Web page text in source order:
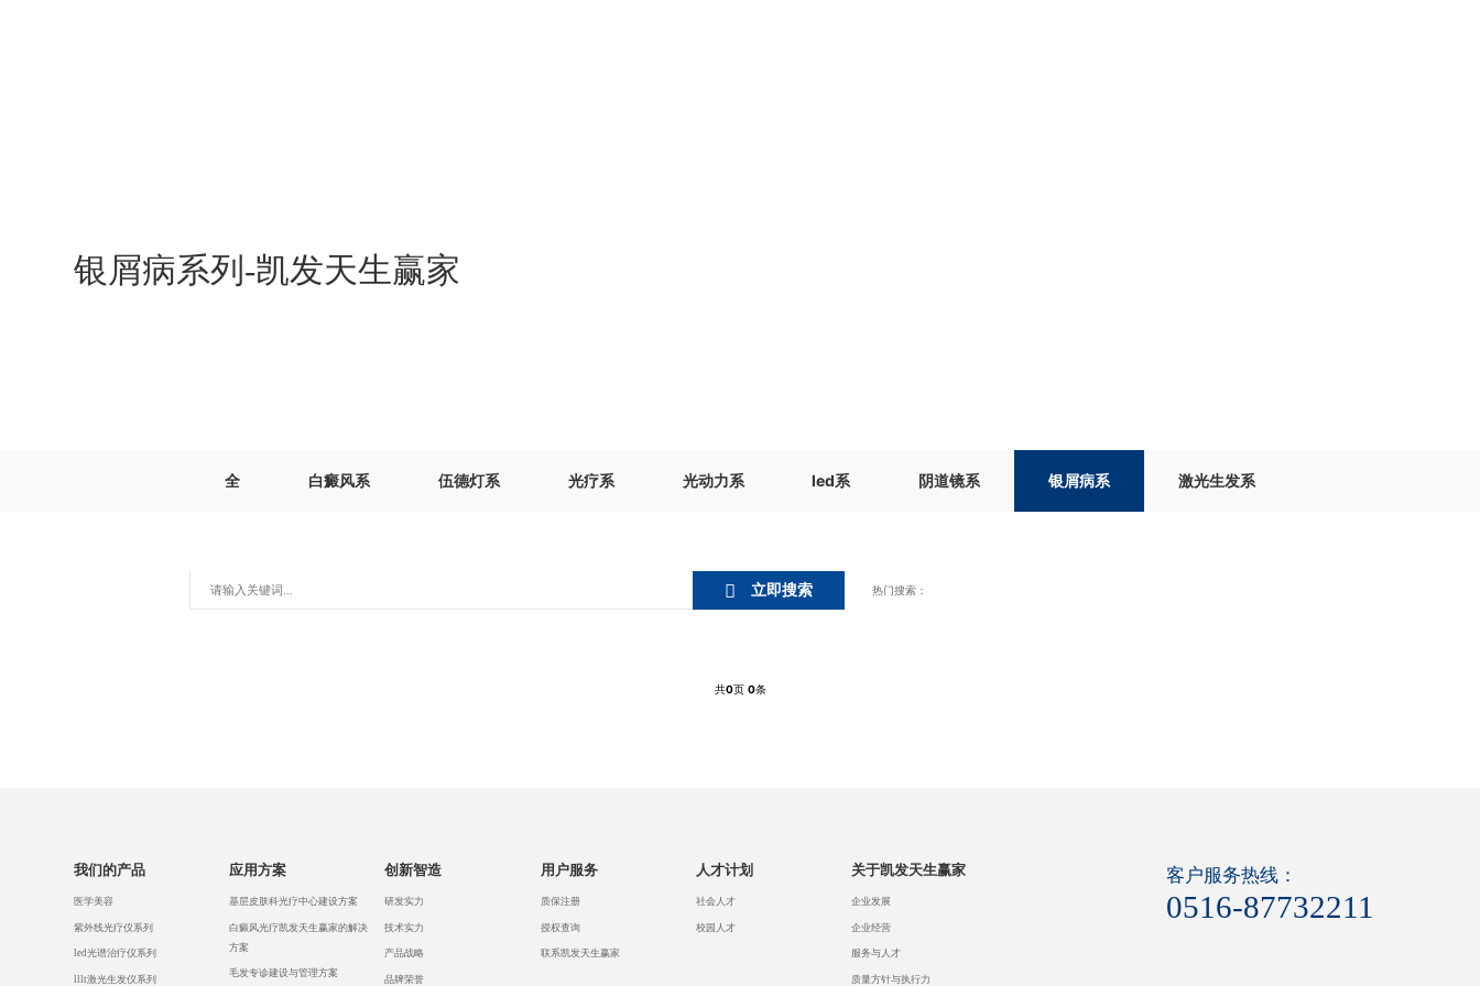
银屑病系列-凯发天生赢家
全 白癜风系 伍德灯系 光疗系 光动力系 led系 阴道镜系 银屑病系 激光生发系
立即搜索 热门搜索：
共0页 0条
我们的产品
医学美容
紫外线光疗仪系列
led光谱治疗仪系列
lllt激光生发仪系列
应用方案
基层皮肤科光疗中心建设方案
白癜风光疗凯发天生赢家的解决
方案
毛发专诊建设与管理方案
创新智造
研发实力
技术实力
产品战略
品牌荣誉
用户服务
质保注册
授权查询
联系凯发天生赢家
人才计划
社会人才
校园人才
关于凯发天生赢家
企业发展
企业经营
服务与人才
质量方针与执行力
客户服务热线：
0516-87732211